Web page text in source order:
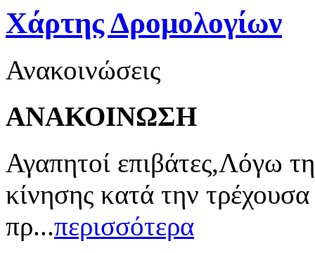
Χάρτης Δρομολογίων
Ανακοινώσεις
ΑΝΑΚΟΙΝΩΣΗ
Αγαπητοί επιβάτες,Λόγω
κίνησης κατά την
πρ...περισσότερα